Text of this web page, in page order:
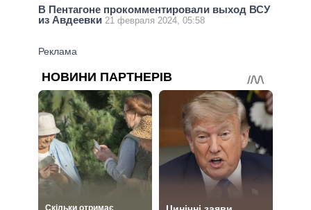
В Пентагоне прокомментировали выход ВСУ
из Авдеевки 21 февраля 2024, 05:58